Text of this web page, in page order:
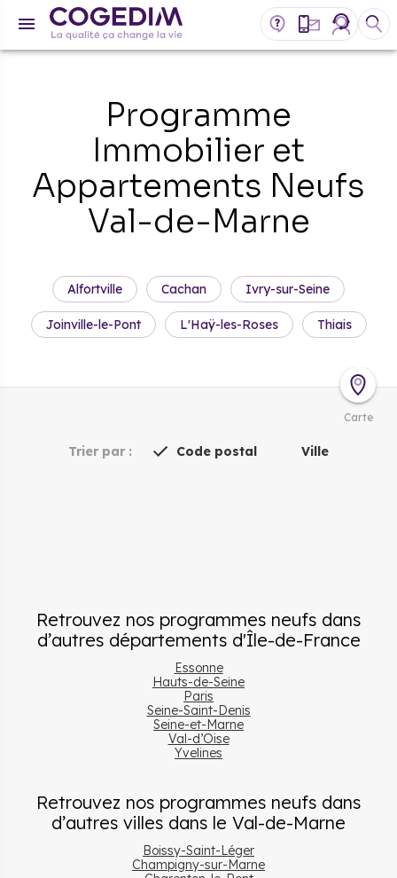
Programme
Immobilier et
Appartements Neufs
Val-de-Marne
Alfortville Cachan Ivry-sur-Seine
Joinville-le-Pont L'Haÿ-les-Roses Thiais
Carte
Trier par : Code postal Ville
Retrouvez nos programmes neufs dans
d’autres départements d'Île-de-France
Essonne
Hauts-de-Seine
Paris
Seine-Saint-Denis
Seine-et-Marne
Val-d’Oise
Yvelines
Retrouvez nos programmes neufs dans
d’autres villes dans le Val-de-Marne
Boissy-Saint-Léger
Champigny-sur-Marne